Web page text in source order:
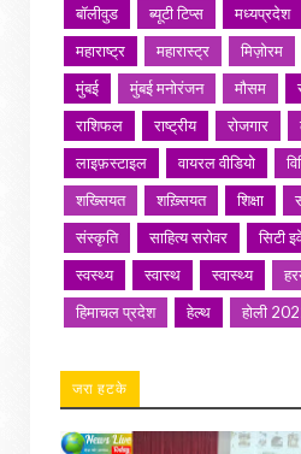
बॉलीवुड
ब्यूटी टिप्स मध्यप्रदेश
महाराष्ट्र
महारास्ट्र मिज़ोरम
मुंबई
मुंबई मनोरंजन मौसम
राशिफल
राष्ट्रीय रोजगार
लाइफ़स्टाइल
वायरल वीडियो
शख्सियत
शख़्सियत शिक्षा
संस्कृति
साहित्य सरोवर सिटी
स्वस्थ्य
स्वास्थ स्वास्थ्य
हिमाचल प्रदेश
हेल्थ होली
जरा हटके